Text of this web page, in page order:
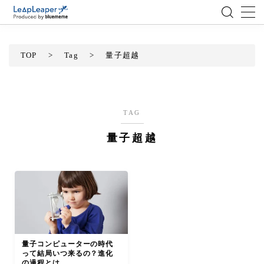
アジャイル
テクノロジー
BlueMeme
TOP > Tag > 量子超越
TAG
量子超越
量子コンピューターの時代
って結局いつ来るの？進化